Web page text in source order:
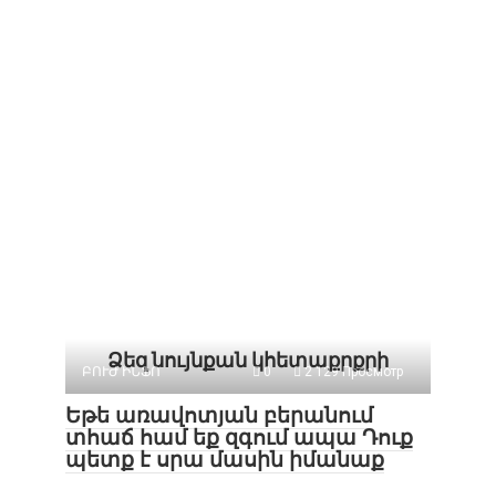
Ձեզ նույնքան կհետաքրքրի
ԲՈՒԺ ԻՆՖՈ 0 2 129 Просмотр
Եթե առավոտյան բերանում
տհաճ համ եք զգում ապա Դուք
պետք է սրա մասին իմանաք